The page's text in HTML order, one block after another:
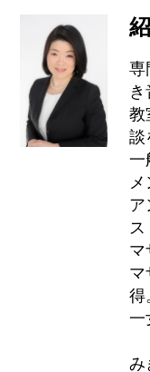
専
き
教
談
一
メ
ア
ス
マ
マ
得
一
み